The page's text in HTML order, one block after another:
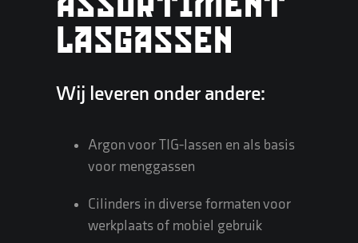
ASSORTIMENT
LASGASSEN
Wij leveren onder andere:
Argon voorTIG-lassen en als basis
voor menggassen
Cilinders in diverse formaten voor
werkplaats of mobiel gebruik